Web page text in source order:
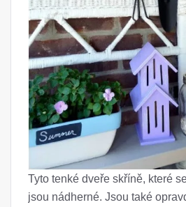
Tyto tenké dveře skříně, které
jsou nádherné. Jsou také